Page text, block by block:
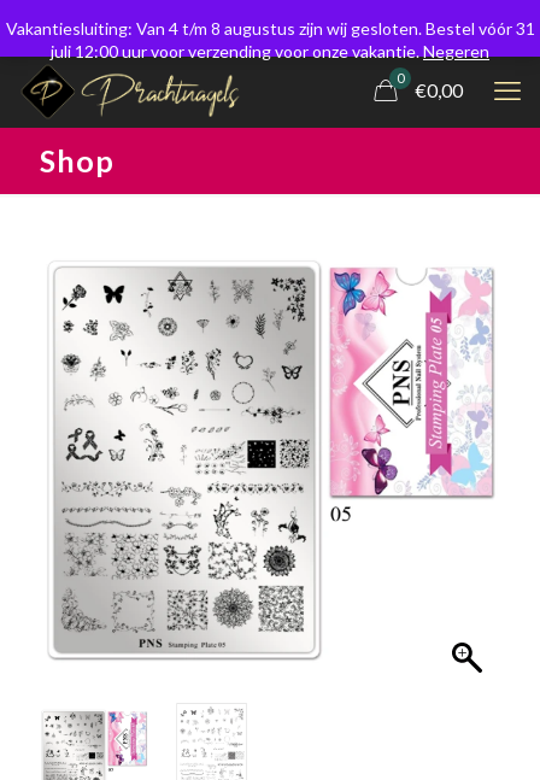
0
€0,00
Shop
Vakantiesluiting: Van 4 t/m 8 augustus zijn wij gesloten. Bestel vóór 31
juli 12:00 uur voor verzending voor onze vakantie.Negeren